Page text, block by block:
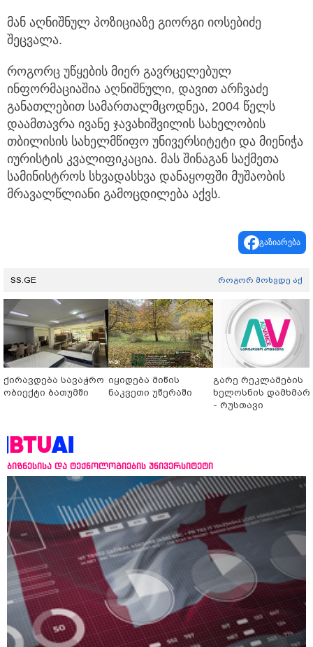
მან აღნიშნულ პოზიციაზე გიორგი იოსებიძე
შეცვალა.
როგორც უწყების მიერ გავრცელებულ
ინფორმაციაშია აღნიშნული, დავით არჩვაძე
განათლებით სამართალმცოდნეა, 2004 წელს
დაამთავრა ივანე ჯავახიშვილის სახელობის
თბილისის სახელმწიფო უნივერსიტეტი და მიენიჭა
იურისტის კვალიფიკაცია. მას შინაგან საქმეთა
სამინისტროს სხვადასხვა დანაყოფში მუშაობის
მრავალწლიანი გამოცდილება აქვს.
გაზიარება
SS.GE როგორ მოხვდე აქ
ქირავდება სავაჭრო
ობიექტი ბათუმში
იყიდება მიწის
ნაკვეთი უწერაში
გარე რეკლამების
ხელოსნის
- რუსთავი
ბიზნესისა და ტექნოლოგიების უნივერსიტეტი